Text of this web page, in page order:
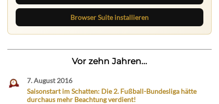
Browser Suite installieren
Vor zehn Jahren...
7. August 2016
Saisonstart im Schatten: Die 2. Fußball-Bundesliga hätte
durchaus mehr Beachtung verdient!